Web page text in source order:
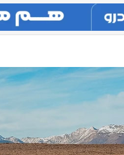
در مناطق آزاد